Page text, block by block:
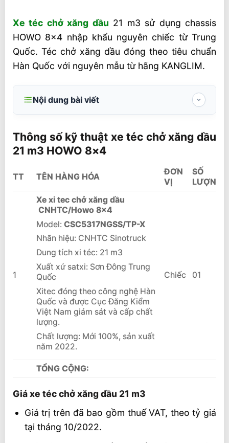
Xe téc chở xăng dầu 21 m3 sử dụng chassis
HOWO 8×4 nhập khẩu nguyên chiếc từ Trung
Quốc. Téc chở xăng dầu đóng theo tiêu chuẩn
Hàn Quốc với nguyên mẫu từ hãng KANGLIM.
Nội dung bài viết
m3 HOWO 8×4
Giá xe téc chở xăng dầu 21 m3
Liên hệ mua xe téc chở xăng dầu 21 m3 và
Thông số kỹ thuật xe téc chở xăng dầu
21 m3 HOWO 8×4
TT TÊN HÀNG HÓA
ĐƠN
VỊ
SỐ
LƯỢNG
1
Xe xi tec chở xăng dầu
CNHTC/Howo 8×4
Model: CSC5317NGSS/TP-X
Nhãn hiệu: CNHTC Sinotruck
Dung tích xi téc: 21 m3
Xuất xứ satxi: Sơn Đông Trung
Quốc
Xitec đóng theo công nghệ Hàn
Quốc và được Cục Đăng Kiểm
Việt Nam giám sát và cấp chất
lượng.
Chất lượng: Mới 100%, sản xuất
năm 2022.
Chiếc 01
TỔNG CỘNG:
Giá xe téc chở xăng dầu 21 m3
Giá trị trên đã bao gồm thuế VAT, theo tỷ giá
tại tháng 10/2022.